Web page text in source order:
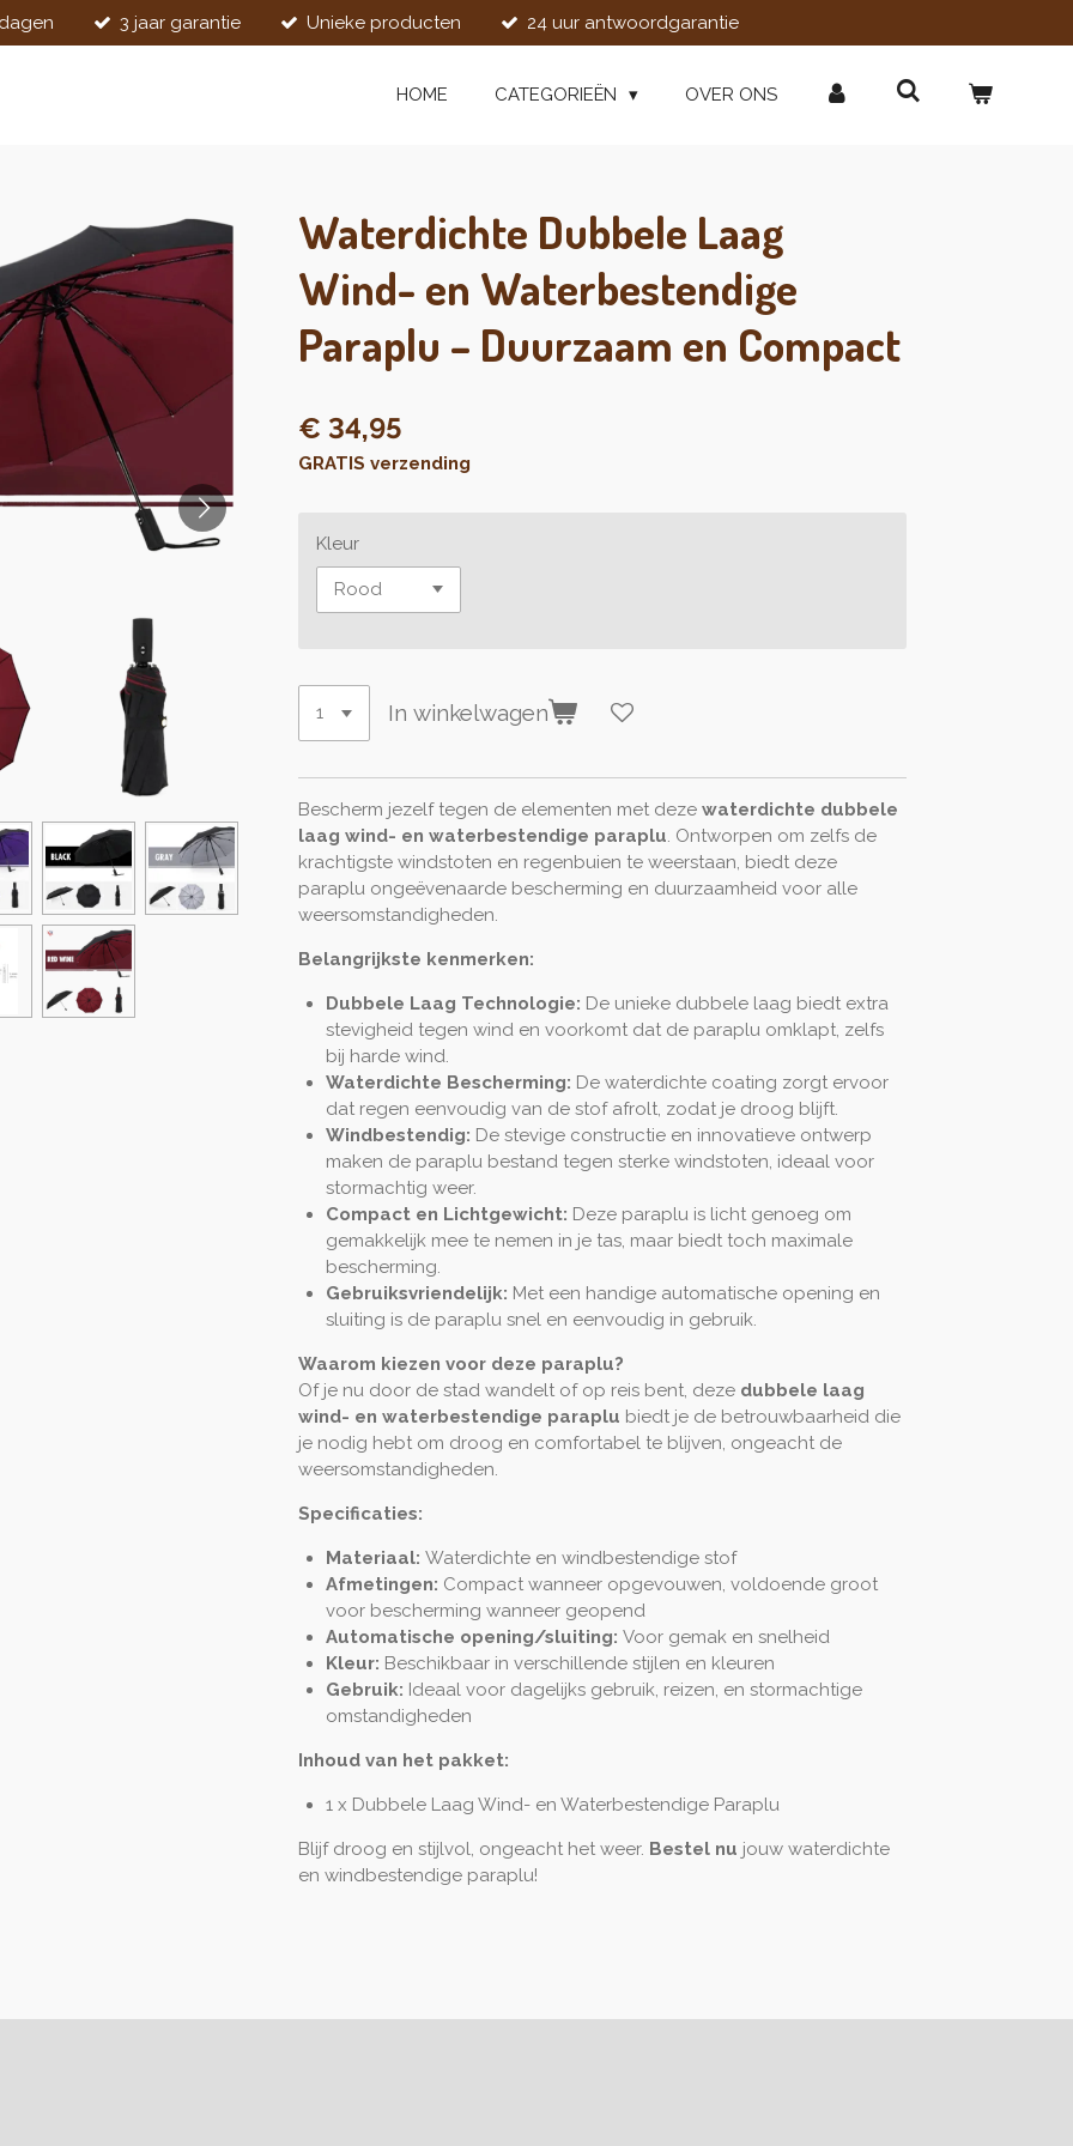
3 jaar garantie Unieke producten 24 uur antwoordgarantie
HOME CATEGORIEËN OVER ONS
Waterdichte Dubbele Laag
Wind- en Waterbestendige
Paraplu – Duurzaam en Compact
€ 34,95
GRATIS verzending
Kleur
In winkelwagen
Bescherm jezelf tegen de elementen met deze waterdichte dubbele
laag wind- en waterbestendige paraplu. Ontworpen om zelfs de
krachtigste windstoten en regenbuien te weerstaan, biedt deze
paraplu ongeëvenaarde bescherming en duurzaamheid voor alle
weersomstandigheden.
Belangrijkste kenmerken:
Dubbele Laag Technologie: De unieke dubbele laag biedt extra
stevigheid tegen wind en voorkomt dat de paraplu omklapt, zelfs
bij harde wind.
Waterdichte Bescherming: De waterdichte coating zorgt ervoor
dat regen eenvoudig van de stof afrolt, zodat je droog blijft.
Windbestendig: De stevige constructie en innovatieve ontwerp
maken de paraplu bestand tegen sterke windstoten, ideaal voor
stormachtig weer.
Compact en Lichtgewicht: Deze paraplu is licht genoeg om
gemakkelijk mee te nemen in je tas, maar biedt toch maximale
bescherming.
Gebruiksvriendelijk: Met een handige automatische opening en
sluiting is de paraplu snel en eenvoudig in gebruik.
Waarom kiezen voor deze paraplu?
Of je nu door de stad wandelt of op reis bent, deze dubbele laag
wind- en waterbestendige paraplu biedt je de betrouwbaarheid die
je nodig hebt om droog en comfortabel te blijven, ongeacht de
weersomstandigheden.
Specificaties:
Materiaal: Waterdichte en windbestendige stof
Afmetingen: Compact wanneer opgevouwen, voldoende groot
voor bescherming wanneer geopend
Automatische opening/sluiting: Voor gemak en snelheid
Kleur: Beschikbaar in verschillende stijlen en kleuren
Gebruik: Ideaal voor dagelijks gebruik, reizen, en stormachtige
omstandigheden
Inhoud van het pakket:
1 x Dubbele Laag Wind- en Waterbestendige Paraplu
Blijf droog en stijlvol, ongeacht het weer. Bestel nu jouw waterdichte
en windbestendige paraplu!